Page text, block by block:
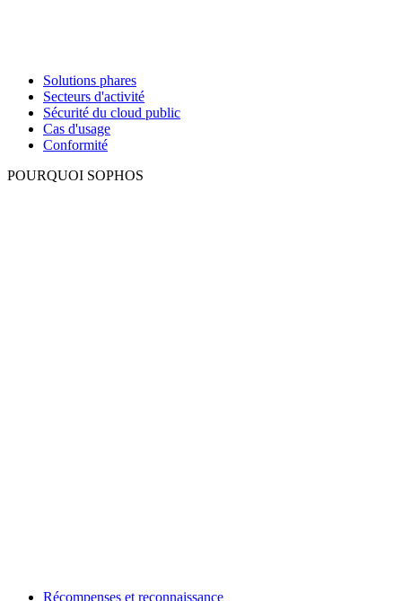
Solutions phares
Secteurs d'activité
Sécurité du cloud public
Cas d'usage
Conformité
POURQUOI SOPHOS
Récompenses et reconnaissance